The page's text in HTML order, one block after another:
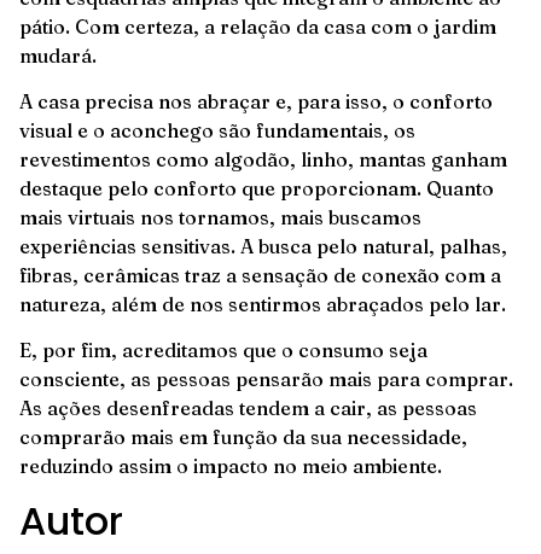
pátio. Com certeza, a relação da casa com o jardim
mudará.
A casa precisa nos abraçar e, para isso, o conforto
visual e o aconchego são fundamentais, os
revestimentos como algodão, linho, mantas ganham
destaque pelo conforto que proporcionam. Quanto
mais virtuais nos tornamos, mais buscamos
experiências sensitivas. A busca pelo natural, palhas,
fibras, cerâmicas traz a sensação de conexão com a
natureza, além de nos sentirmos abraçados pelo lar.
E, por fim, acreditamos que o consumo seja
consciente, as pessoas pensarão mais para comprar.
As ações desenfreadas tendem a cair, as pessoas
comprarão mais em função da sua necessidade,
reduzindo assim o impacto no meio ambiente.
Autor